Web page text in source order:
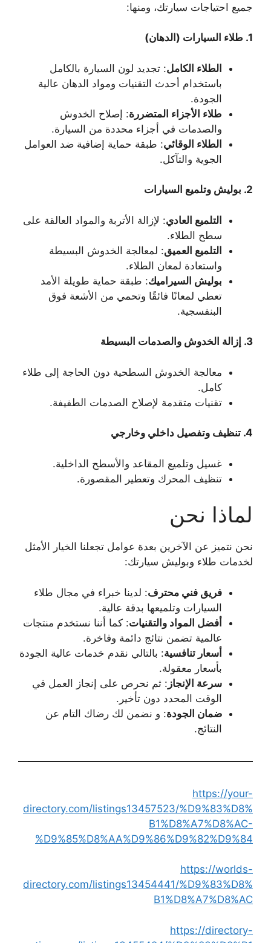
جميع احتياجات سيارتك، ومنها:
1. طلاء السيارات (الدهان)
الطلاء الكامل: تجديد لون السيارة بالكامل
باستخدام أحدث التقنيات ومواد الدهان عالية
الجودة.
طلاء الأجزاء المتضررة: إصلاح الخدوش
والصدمات في أجزاء محددة من السيارة.
الطلاء الوقائي: طبقة حماية إضافية ضد العوامل
الجوية والتآكل.
2. بوليش وتلميع السيارات
التلميع العادي: لإزالة الأتربة والمواد العالقة على
سطح الطلاء.
التلميع العميق: لمعالجة الخدوش البسيطة
واستعادة لمعان الطلاء.
بوليش السيراميك: طبقة حماية طويلة الأمد
تعطي لمعانًا فائقًا وتحمي من الأشعة فوق
البنفسجية.
3. إزالة الخدوش والصدمات البسيطة
معالجة الخدوش السطحية دون الحاجة إلى طلاء
كامل.
تقنيات متقدمة لإصلاح الصدمات الطفيفة.
4. تنظيف وتفصيل داخلي وخارجي
غسيل وتلميع المقاعد والأسطح الداخلية.
تنظيف المحرك وتعطير المقصورة.
لماذا نحن
نحن نتميز عن الآخرين بعدة عوامل تجعلنا الخيار الأمثل
لخدمات طلاء وبوليش سيارتك:
فريق فني محترف: لدينا خبراء في مجال طلاء
السيارات وتلميعها بدقة عالية.
أفضل المواد والتقنيات: كما أننا نستخدم منتجات
عالمية تضمن نتائج دائمة وفاخرة.
أسعار تنافسية: بالتالي نقدم خدمات عالية الجودة
بأسعار معقولة.
سرعة الإنجاز : ثم نحرص على إنجاز العمل في
الوقت المحدد دون تأخير.
ضمان الجودة: و نضمن لك رضاك التام عن
النتائج.
https://your-
directory.com/listings13457523/%D9%83%D8%
B1%D8%A7%D8%AC-
%D9%85%D8%AA%D9%86%D9%82%D9%84
https://worlds-
directory.com/listings13454441/%D9%83%D8%
B1%D8%A7%D8%AC
https://directory-